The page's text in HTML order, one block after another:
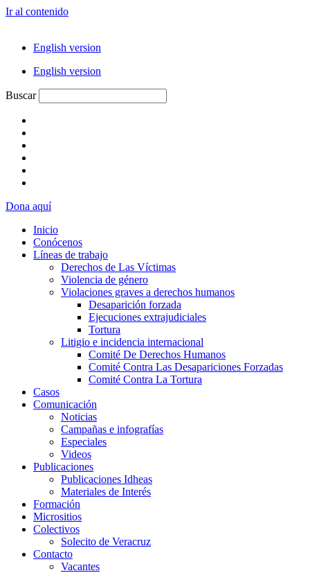
Ir al contenido
English version
English version
Buscar
Dona aquí
Inicio
Conócenos
Líneas de trabajo
Derechos de Las Víctimas
Violencia de género
Violaciones graves a derechos humanos
Desaparición forzada​
Ejecuciones extrajudiciales
Tortura
Litigio e incidencia internacional
Comité De Derechos Humanos​
Comité Contra Las Desapariciones Forzadas
Comité Contra La Tortura​
Casos
Comunicación
Noticias
Campañas e infografías
Especiales
Videos
Publicaciones
Publicaciones Idheas
Materiales de Interés
Formación
Micrositios
Colectivos
Solecito de Veracruz
Contacto
Vacantes